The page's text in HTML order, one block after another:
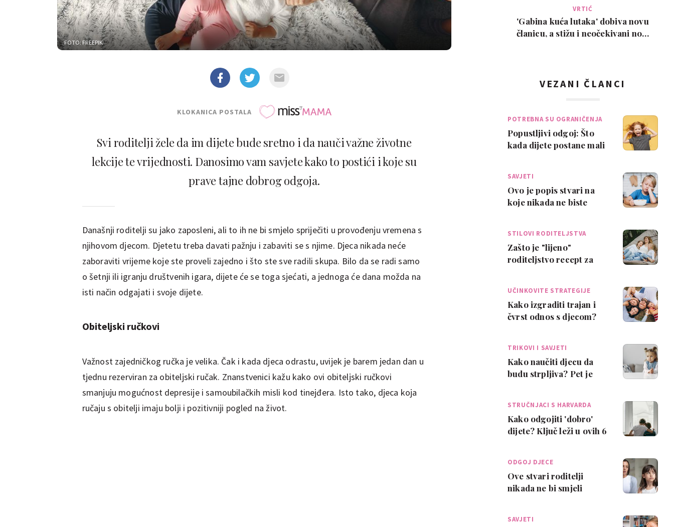
FOTO: FREEPIK
KLOKANICA POSTALA
Svi roditelji žele da im dijete bude sretno i da nauči važne životne
lekcije te vrijednosti. Danosimo vam savjete kako to postići i koje su
prave tajne dobrog odgoja.
Današnji roditelji su jako zaposleni, ali to ih ne bi smjelo spriječiti u provođenju vremena s
njihovom djecom. Djetetu treba davati pažnju i zabaviti se s njime. Djeca nikada neće
zaboraviti vrijeme koje ste proveli zajedno i što ste sve radili skupa. Bilo da se radi samo
o šetnji ili igranju društvenih igara, dijete će se toga sjećati, a jednoga će dana možda na
isti način odgajati i svoje dijete.
Obiteljski ručkovi
Važnost zajedničkog ručka je velika. Čak i kada djeca odrastu, uvijek je barem jedan dan u
tjednu rezerviran za obiteljski ručak. Znanstvenici kažu kako ovi obiteljski ručkovi
smanjuju mogućnost depresije i samoubilačkih misli kod tinejđera. Isto tako, djeca koja
ručaju s obitelji imaju bolji i pozitivniji pogled na život.
VRTIĆ
'Gabina kuća lutaka' dobiva novu
članicu, a stižu i neočekivani novi
VEZANI ČLANCI
POTREBNA SU OGRANIČENJA
Popustljivi odgoj: Što
kada dijete postane mali
SAVJETI
Ovo je popis stvari na
koje nikada ne biste
STILOVI RODITELJSTVA
Zašto je "lijeno"
roditeljstvo recept za
UČINKOVITE STRATEGIJE
Kako izgraditi trajan i
čvrst odnos s djecom?
TRIKOVI I SAVJETI
Kako naučiti djecu da
budu strpljiva? Pet je
STRUČNJACI S HARVARDA
Kako odgojiti 'dobro'
dijete? Ključ leži u ovih 6
ODGOJ DJECE
Ove stvari roditelji
nikada ne bi smjeli
SAVJETI